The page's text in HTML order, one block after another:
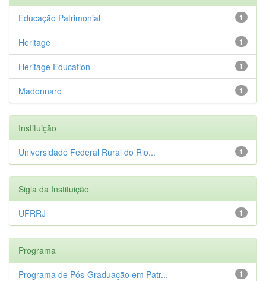
1
Educação Patrimonial
1
Heritage
1
Heritage Education
1
Madonnaro
Instituição
1
Universidade Federal Rural do Rio...
Sigla da Instituição
1
UFRRJ
Programa
1
Programa de Pós-Graduação em Patr...